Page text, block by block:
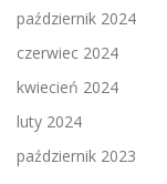
październik 2024
czerwiec 2024
kwiecień 2024
luty 2024
październik 2023